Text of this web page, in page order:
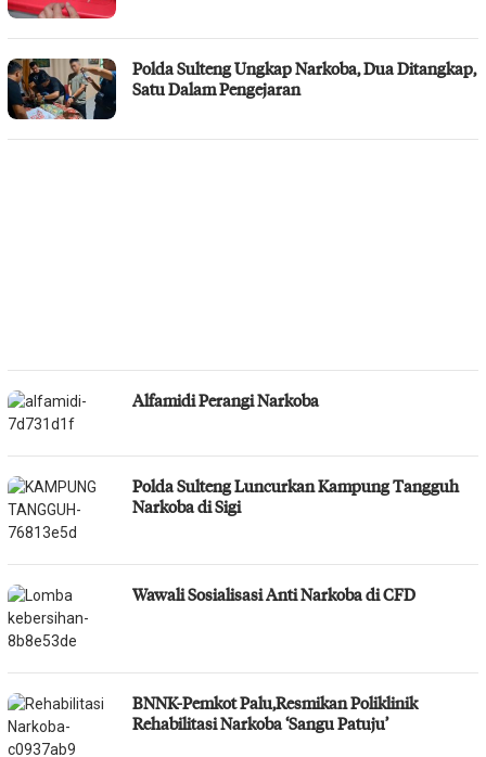
Polda Sulteng Ungkap Narkoba, Dua Ditangkap,
Satu Dalam Pengejaran
Alfamidi Perangi Narkoba
Polda Sulteng Luncurkan Kampung Tangguh
Narkoba di Sigi
Wawali Sosialisasi Anti Narkoba di CFD
BNNK-Pemkot Palu,Resmikan Poliklinik
Rehabilitasi Narkoba ‘Sangu Patuju’